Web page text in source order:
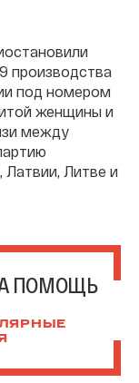
производства
под номером
женщины и
между
Латвии, Литве и
ПОМОЩЬ